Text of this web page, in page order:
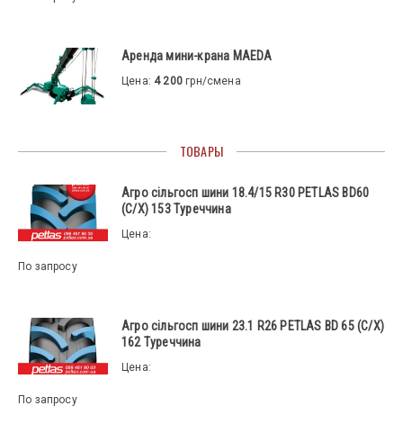
Аренда мини-крана MAEDA
Цена: 4 200 грн/смена
ТОВАРЫ
Агро сільгосп шини 18.4/15 R30 PETLAS BD60
(С/Х) 153 Туреччина
Цена:
По запросу
Агро сільгосп шини 23.1 R26 PETLAS BD 65 (С/Х)
162 Туреччина
Цена:
По запросу